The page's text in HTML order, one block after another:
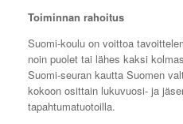
Toiminnan rahoitus
Suomi-koulu on voittoa
noin puolet tai lähes kaksi
Suomi-seuran kautta Suomen
kokoon osittain lukuvuosi- ja
tapahtumatuotoilla.